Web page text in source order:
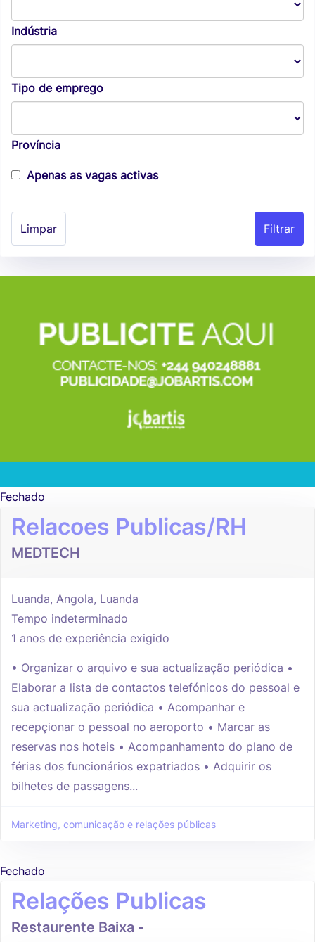
Indústria
Tipo de emprego
Província
Apenas as vagas activas
Limpar
Fechado
Relacoes Publicas/RH
MEDTECH
Luanda, Angola, Luanda
Tempo indeterminado
1 anos de experiência exigido
• Organizar o arquivo e sua actualização periódica •
Elaborar a lista de contactos telefónicos do pessoal e
sua actualização periódica • Acompanhar e
recepçionar o pessoal no aeroporto • Marcar as
reservas nos hoteis • Acompanhamento do plano de
férias dos funcionários expatriados • Adquirir os
bilhetes de passagens...
Marketing, comunicação e relações públicas
Fechado
Relações Publicas
Restaurente Baixa -